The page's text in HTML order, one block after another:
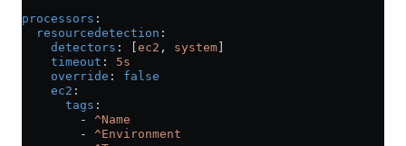
processors :
  resourcedetection
:
    detectors
: [ ec2 , system
    timeout
: 5s
    override
: false
    ec2
:
      tags
:
        -
^Name
        -
^Environment